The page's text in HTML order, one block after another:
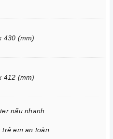
hiện đại
gia tăng nhiệt
430 (mm)
412 (mm)
nấu nhanh
trẻ em an toàn